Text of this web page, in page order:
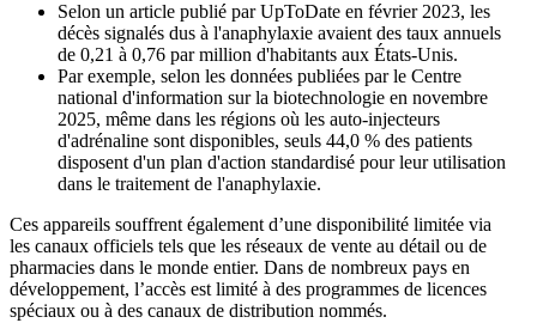
Selon un article publié par UpToDate en février 2023, les
décès signalés dus à l'anaphylaxie avaient des taux annuels
de 0,21 à 0,76 par million d'habitants aux États-Unis.
Par exemple, selon les données publiées par le Centre
national d'information sur la biotechnologie en novembre
2025, même dans les régions où les auto-injecteurs
d'adrénaline sont disponibles, seuls 44,0 % des patients
disposent d'un plan d'action standardisé pour leur utilisation
dans le traitement de l'anaphylaxie.
Ces appareils souffrent également d’une disponibilité limitée via
les canaux officiels tels que les réseaux de vente au détail ou de
pharmacies dans le monde entier. Dans de nombreux pays en
développement, l’accès est limité à des programmes de licences
spéciaux ou à des canaux de distribution nommés.